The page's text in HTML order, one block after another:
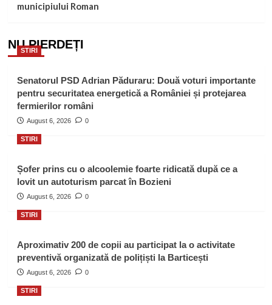
municipiului Roman
NU PIERDEȚI
STIRI
Senatorul PSD Adrian Păduraru: Două voturi importante
pentru securitatea energetică a României și protejarea
fermierilor români
August 6, 2026 0
STIRI
Șofer prins cu o alcoolemie foarte ridicată după ce a
lovit un autoturism parcat în Bozieni
August 6, 2026 0
STIRI
Aproximativ 200 de copii au participat la o activitate
preventivă organizată de polițiști la Barticești
August 6, 2026 0
STIRI